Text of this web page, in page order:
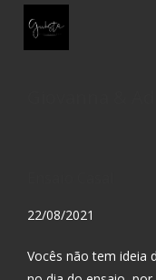
22/08/2021
Vocês não tem ideia